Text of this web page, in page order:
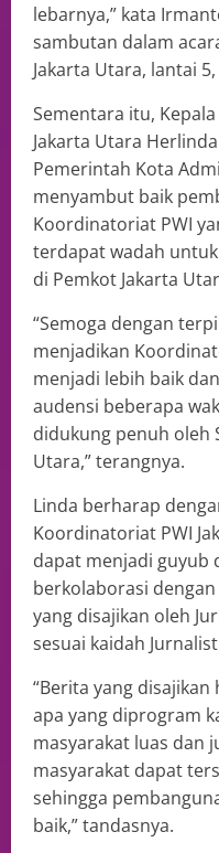
lebarnya,” kata
sambutan dalam
Jakarta Utara, lantai
Sementara itu,
Jakarta Utara
Pemerintah Kota
menyambut baik
Koordinatoriat PWI
terdapat wadah
di Pemkot Jakarta
“Semoga dengan
menjadikan
menjadi lebih baik
audensi beberapa
didukung penuh oleh
Utara,” terangnya.
Linda berharap
Koordinatoriat PWI
dapat menjadi guyub
berkolaborasi
yang disajikan oleh
sesuai kaidah
“Berita yang
apa yang diprogram
masyarakat luas dan
masyarakat dapat
sehingga
baik,” tandasnya.